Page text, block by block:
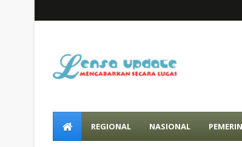
REGIONAL NASIONAL